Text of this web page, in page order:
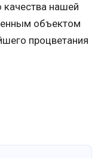
нашей
объектом
процветания